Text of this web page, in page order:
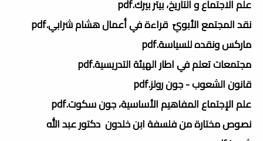
علم الاجتماع و التاريخ، بيتر بيرك.pdf
نقد المجتمع الأبويّ قراءة في أعمال هشام شرابي.pdf
ماركس ونقده للسياسة.pdf
مجتمعات تعلم في اطار الهيئة التدريسية.pdf
قانون الشعوب - جون رولز.pdf
علم الإجتماع المفاهيم الأساسية، جون سكوت.pdf
نصوص مختارة من فلسفة ابن خلدون دكتور عبد الله